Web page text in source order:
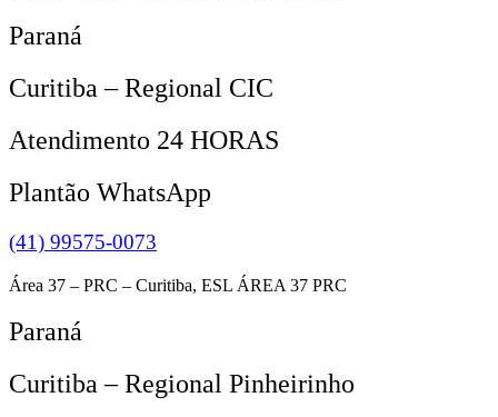
Paraná
Curitiba – Regional CIC
Atendimento 24 HORAS
Plantão WhatsApp
(41) 99575-0073
Área 37 – PRC – Curitiba, ESL ÁREA 37 PRC
Paraná
Curitiba – Regional Pinheirinho